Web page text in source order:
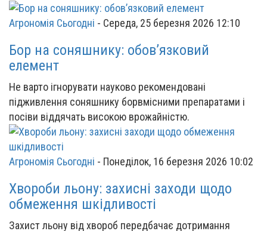
Агрономія Сьогодні - Середа, 25 березня 2026 12:10
Бор на соняшнику: обов’язковий
елемент
Не варто ігнорувати науково рекомендовані
підживлення соняшнику борвмісними препаратами і
посіви віддячать високою врожайністю.
Агрономія Сьогодні - Понеділок, 16 березня 2026 10:02
Хвороби льону: захисні заходи щодо
обмеження шкідливості
Захист льону від хвороб передбачає дотримання